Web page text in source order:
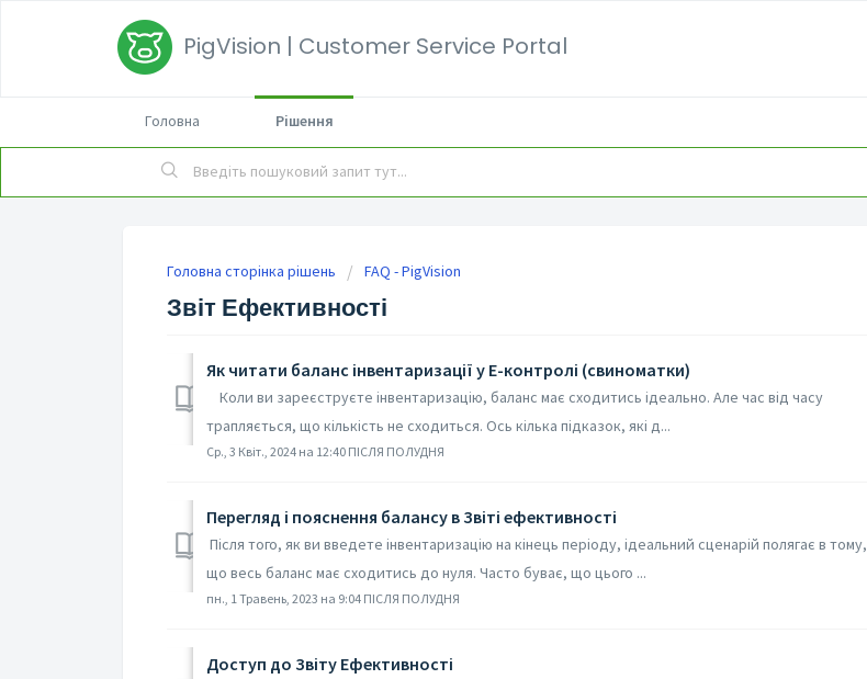
PigVision | Customer Service Portal
Головна Рішення
Головна сторінка рішень FAQ - PigVision
Звіт Ефективності
Як читати баланс інвентаризації у Е-контролі (свиноматки)
Коли ви зареєструєте інвентаризацію, баланс має сходитись ідеально. Але час від часу
трапляється, що кількість не сходиться. Ось кілька підказок, які д...
Ср., 3 Квіт., 2024 на 12:40 ПІСЛЯ ПОЛУДНЯ
Перегляд і пояснення балансу в Звіті ефективності
Після того, як ви введете інвентаризацію на кінець періоду, ідеальний сценарій полягає в тому,
що весь баланс має сходитись до нуля. Часто буває, що цього ...
пн., 1 Травень, 2023 на 9:04 ПІСЛЯ ПОЛУДНЯ
Доступ до Звіту Ефективності